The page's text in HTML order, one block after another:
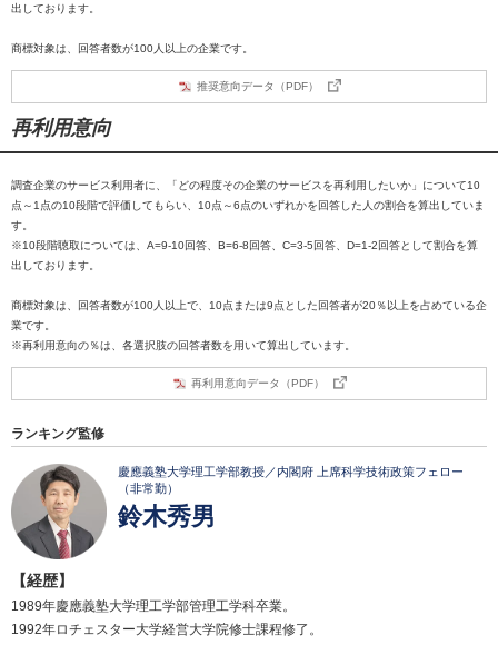
出しております。
商標対象は、回答者数が100人以上の企業です。
推奨意向データ（PDF）
再利用意向
調査企業のサービス利用者に、「どの程度その企業のサービスを再利用したいか」について10
点～1点の10段階で評価してもらい、10点～6点のいずれかを回答した人の割合を算出していま
す。
※10段階聴取については、A=9-10回答、B=6-8回答、C=3-5回答、D=1-2回答として割合を算
出しております。
商標対象は、回答者数が100人以上で、10点または9点とした回答者が20％以上を占めている企
業です。
※再利用意向の％は、各選択肢の回答者数を用いて算出しています。
再利用意向データ（PDF）
ランキング監修
慶應義塾大学理工学部教授／内閣府 上席科学技術政策フェロー
（非常勤）
鈴木秀男
【経歴】
1989年慶應義塾大学理工学部管理工学科卒業。
1992年ロチェスター大学経営大学院修士課程修了。